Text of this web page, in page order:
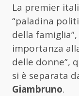
La premier
“paladina
della
importanza
delle donne”,
si è separata
Giambruno.